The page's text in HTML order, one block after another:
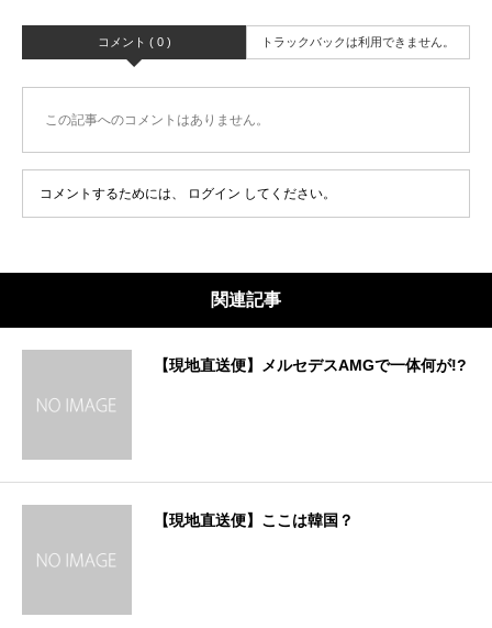
コメント ( 0 ) トラックバックは利用できません。
この記事へのコメントはありません。
コメントするためには、 ログイン してください。
関連記事
【現地直送便】メルセデスAMGで一体何が!?
【現地直送便】ここは韓国？